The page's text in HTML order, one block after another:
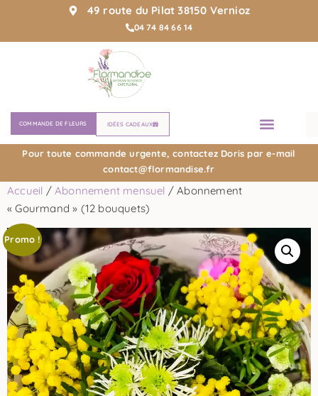
49 route du Pilat 38150 Vernioz
04 74 84 66 14
COMMANDE DE FLEURS IDÉES CADEAUX
Pour toute commande urgente, contactez Doris par e-mail
contact@flormandise.fr
Accueil /Abonnement mensuel / Abonnement
« Gourmand » (12 bouquets)
Promo !